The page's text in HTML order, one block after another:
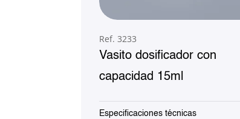
Ref. 3233
Vasito dosificador con
capacidad 15ml
Especificaciones técnicas